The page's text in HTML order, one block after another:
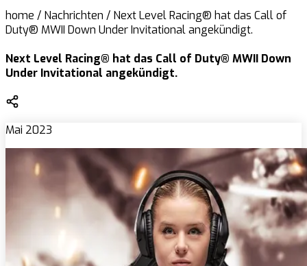
home / Nachrichten / Next Level Racing® hat das Call of
Duty® MWII Down Under Invitational angekündigt.
Next Level Racing® hat das Call of Duty® MWII Down
Under Invitational angekündigt.
Mai 2023